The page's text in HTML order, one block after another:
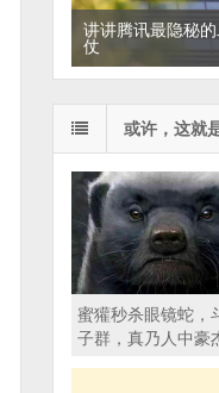
讲讲腾讯最隐秘
仗
Google和必应都
或许，这就
蜜獾秒杀眼镜蛇，
子群，真乃人中豪